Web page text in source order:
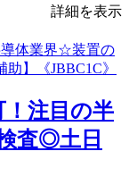
詳細を表示
！注目の半
査◎土日